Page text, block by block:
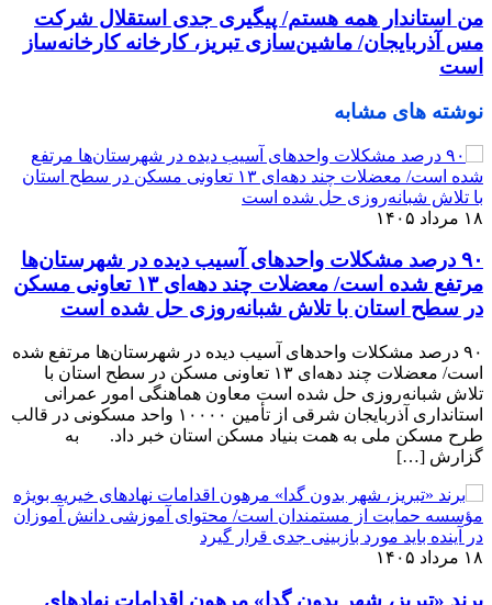
من استاندار همه هستم/ پیگیری جدی استقلال شرکت
مس آذربایجان/ ماشین‌سازی تبریز، کارخانه کارخانه‌ساز
است
نوشته های مشابه
۱۸ مرداد ۱۴۰۵
٩٠ درصد مشکلات واحدهای آسیب دیده در شهرستان‌ها
مرتفع شده است/ معضلات چند دهه‌ای ١٣ تعاونی مسکن
در سطح استان با تلاش شبانه‌روزی حل شده است
٩٠ درصد مشکلات واحدهای آسیب دیده در شهرستان‌ها مرتفع شده
است/ معضلات چند دهه‌ای ١٣ تعاونی مسکن در سطح استان با
تلاش شبانه‌روزی حل شده است معاون هماهنگی امور عمرانی
استانداری آذربایجان شرقی از تأمین ١٠٠٠٠ واحد مسکونی در قالب
طرح مسکن ملی به همت بنیاد مسکن استان خبر داد. به
گزارش […]
۱۸ مرداد ۱۴۰۵
برند «تبریز، شهر بدون گدا» مرهون اقدامات نهادهای